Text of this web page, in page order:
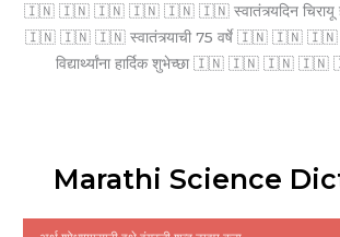
🇮🇳 🇮🇳 🇮🇳 🇮🇳 🇮🇳 🇮🇳 स्वातंत्र्यदिन
🇮🇳 🇮🇳 🇮🇳 स्वातंत्र्याची 75 वर्षे 🇮🇳 🇮🇳
विद्यार्थ्यांना हार्दिक शुभेच्छा 🇮🇳 🇮🇳
Marathi Science